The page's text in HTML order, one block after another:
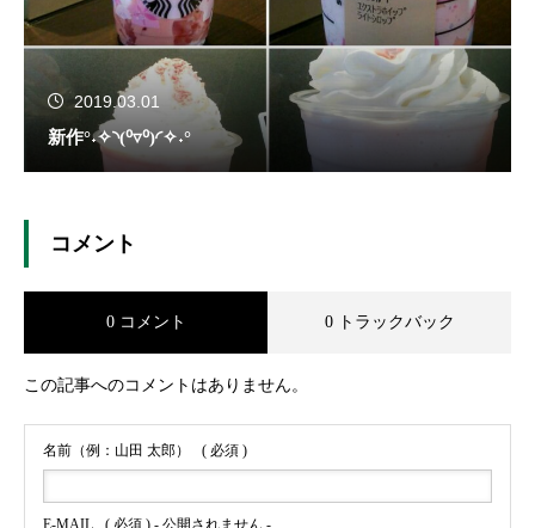
2019.03.01
新作°˖✧◝(⁰▿⁰)◜✧˖°
コメント
0 コメント 0 トラックバック
この記事へのコメントはありません。
名前（例：山田 太郎） ( 必須 )
E-MAIL ( 必須 ) - 公開されません -